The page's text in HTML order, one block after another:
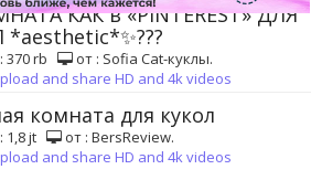
КАК в «PINTEREST» ДЛЯ
370 rb
от : Sofia Cat-куклы.
and share HD and 4k videos
комната для кукол
1,8 jt
от : BersReview.
and share HD and 4k videos